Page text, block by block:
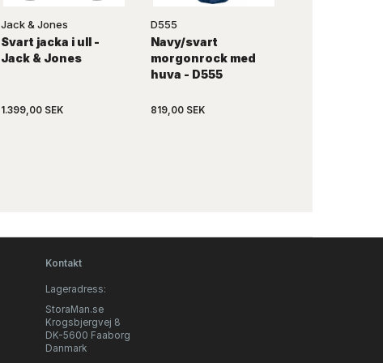
Jack & Jones
Svart jacka i ull -
Jack & Jones
1.399,00 SEK
D555
Navy/svart
morgonrock med
huva - D555
819,00 SEK
Kontakt
Lageradress:
StoraMan.se
Krogsbjergvej 8
DK-5600 Faaborg
Danmark